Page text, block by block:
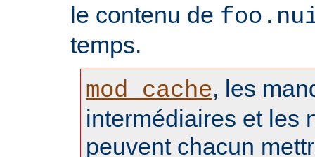
le contenu de
temps.
mod_cache, les
intermédiaires et les
peuvent chacun